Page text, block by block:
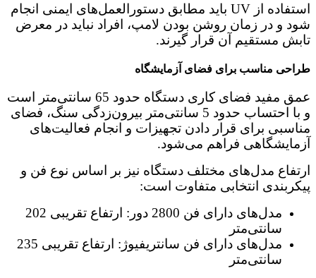
استفاده از UV باید مطابق دستورالعمل‌های ایمنی انجام
شود و در زمان روشن بودن لامپ، افراد نباید در معرض
تابش مستقیم آن قرار گیرند.
طراحی مناسب برای فضای آزمایشگاه
عمق مفید فضای کاری دستگاه حدود 65 سانتی‌متر است
و با احتساب حدود 5 سانتی‌متر بیرون‌زدگی سنگ، فضای
مناسبی برای قرار دادن تجهیزات و انجام فعالیت‌های
آزمایشگاهی فراهم می‌شود.
ارتفاع مدل‌های مختلف دستگاه نیز بر اساس نوع فن و
پیکربندی انتخابی متفاوت است:
مدل‌های دارای فن 2800 دور: ارتفاع تقریبی 202
سانتی‌متر
مدل‌های دارای فن سانتریفیوژ: ارتفاع تقریبی 235
سانتی‌متر